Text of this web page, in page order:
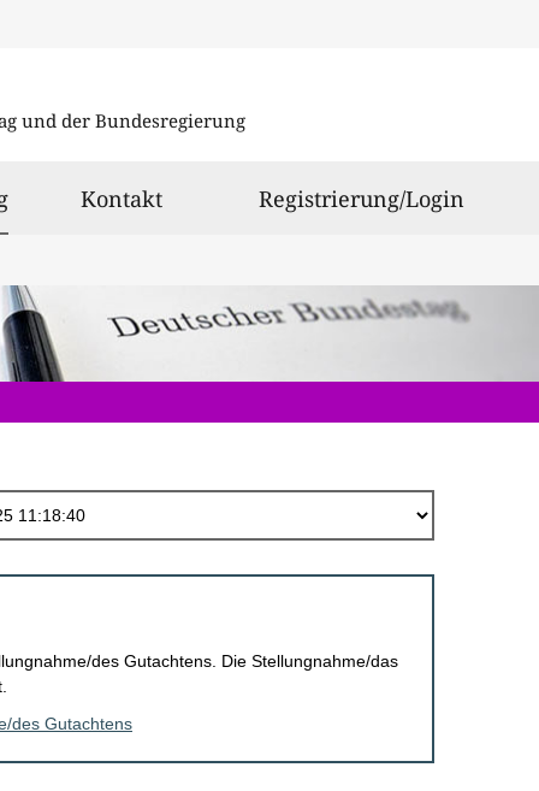
und der Bundesregierung
ausgewählt
Kontakt Registrierung/Login
des Gutachtens. Die Stellungnahme/das
des Gutachtens